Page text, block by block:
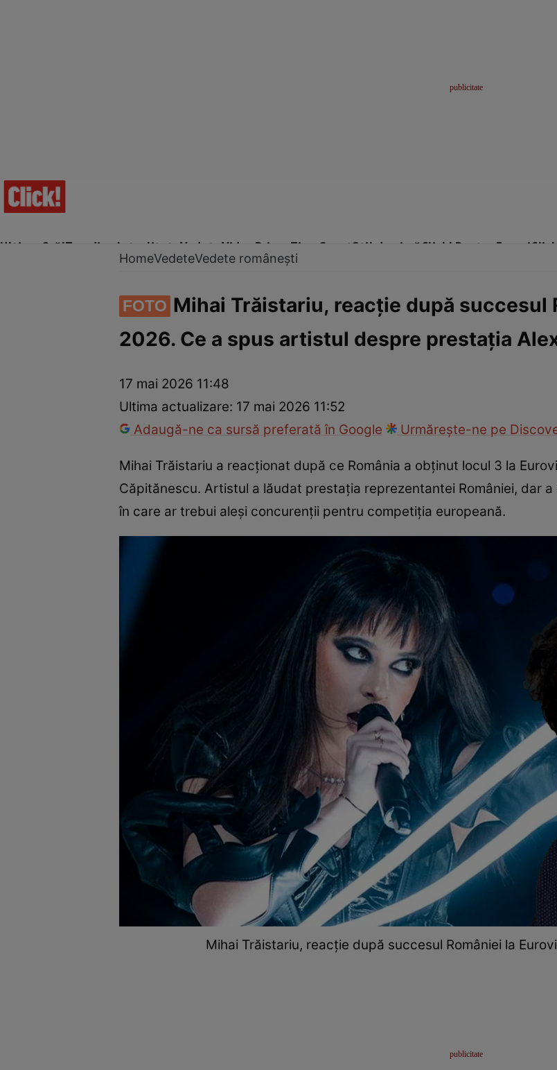
Ultima Oră!Trending Actualitate Vedete Video Prime Time SportStil de viațăClick! Pentru Femei
Vedete internaționaleVedete românești Interviurile Click!Paparazzii Click!
HomeVedeteVedete românești
FOTO Mihai Trăistariu, reacție după succesul
2026. Ce a spus artistul despre prestația
17 mai 2026 11:48
Ultima actualizare: 17 mai 2026 11:52
Adaugă-ne ca sursă preferată în Google
Urmărește-ne pe
Mihai Trăistariu a reacționat după ce România a obținut locul 3 la
Căpitănescu. Artistul a lăudat prestația reprezentantei României, dar a
în care ar trebui aleși concurenții pentru competiția europeană.
Mihai Trăistariu, reacție după succesul României la